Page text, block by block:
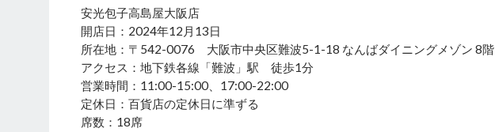
安光包子高島屋大阪店
開店日：2024年12月13日
所在地：〒542-0076 大阪市中央区難波5-1-18 なんばダイニングメゾン 8階
アクセス：地下鉄各線「難波」駅 徒歩1分
営業時間：11:00-15:00、17:00-22:00
定休日：百貨店の定休日に準ずる
席数：18席